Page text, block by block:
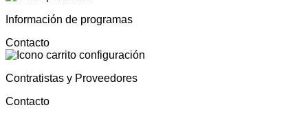
Información de programas
Contacto
Contratistas y Proveedores
Contacto